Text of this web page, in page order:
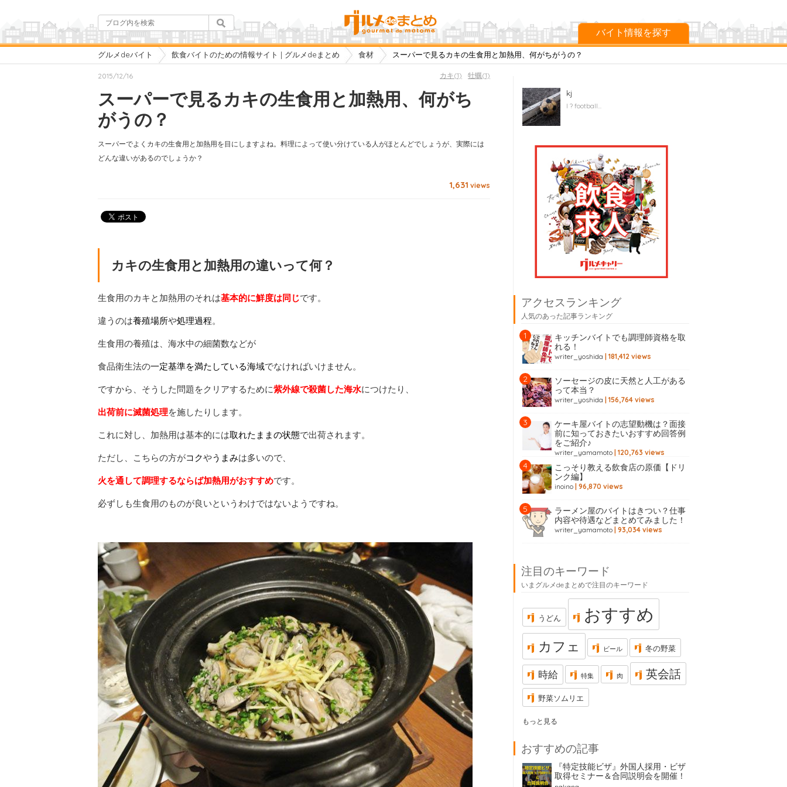
バイト情報を探す
グルメdeバイト 飲食バイトのための情報サイト | グルメdeまとめ 食材 スーパーで見るカキの生食用と加熱用、何がちがうの？
2015/12/16 カキ(1) 牡蠣(1)
スーパーで見るカキの生食用と加熱用、何がち
がうの？
スーパーでよくカキの生食用と加熱用を目にしますよね。料理によって使い分けている人がほとんどでしょうが、実際には
どんな違いがあるのでしょうか？
1,631 views
カキの生食用と加熱用の違いって何？
生食用のカキと加熱用のそれは基本的に鮮度は同じです。
違うのは養殖場所や処理過程。
生食用の養殖は、海水中の細菌数などが
食品衛生法の一定基準を満たしている海域でなければいけません。
ですから、そうした問題をクリアするために紫外線で殺菌した海水につけたり、
出荷前に滅菌処理を施したりします。
これに対し、加熱用は基本的には取れたままの状態で出荷されます。
ただし、こちらの方がコクやうまみは多いので、
火を通して調理するならば加熱用がおすすめです。
必ずしも生食用のものが良いというわけではないようですね。
kj
I ? football...
アクセスランキング
人気のあった記事ランキング
キッチンバイトでも調理師資格を取
れる！
writer_yoshida | 181,412 views
ソーセージの皮に天然と人工がある
って本当？
writer_yoshida | 156,764 views
ケーキ屋バイトの志望動機は？面接
前に知っておきたいおすすめ回答例
をご紹介♪
writer_yamamoto | 120,763 views
こっそり教える飲食店の原価【ドリ
ンク編】
inoino | 96,870 views
ラーメン屋のバイトはきつい？仕事
内容や待遇などまとめてみました！
writer_yamamoto | 93,034 views
注目のキーワード
いまグルメdeまとめで注目のキーワード
うどん おすすめ
カフェ ビール 冬の野菜
時給 特集 肉 英会話
野菜ソムリエ
もっと見る
おすすめの記事
『特定技能ビザ』外国人採用・ビザ
取得セミナー＆合同説明会を開催！